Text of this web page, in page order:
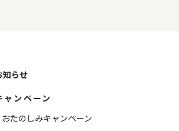
知らせ
ャンペーン
おたのしみキャンペーン